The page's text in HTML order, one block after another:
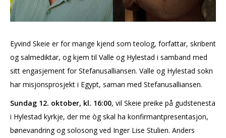
Eyvind Skeie er for mange kjend som teolog, forfattar, skribent
og salmediktar, og kjem til Valle og Hylestad i samband med
sitt engasjement for Stefanusalliansen. Valle og Hylestad sokn
har misjonsprosjekt i Egypt, saman med Stefanusalliansen.
Sundag 12. oktober, kl. 16:00, vil Skeie preike på gudstenesta
i Hylestad kyrkje, der me òg skal ha konfirmantpresentasjon,
bønevandring og solosong ved Inger Lise Stulien. Anders